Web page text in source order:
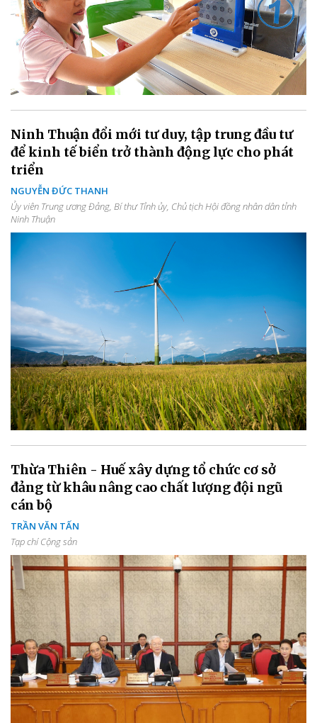
Ninh Thuận đổi mới tư duy, tập trung đầu tư
để kinh tế biển trở thành động lực cho phát
triển
NGUYỄN ĐỨC THANH
Ủy viên Trung ương Đảng, Bí thư Tỉnh ủy, Chủ tịch Hội đồng nhân dân tỉnh
Ninh Thuận
Thừa Thiên - Huế xây dựng tổ chức cơ sở
đảng từ khâu nâng cao chất lượng đội ngũ
cán bộ
TRẦN VĂN TẤN
Tạp chí Cộng sản